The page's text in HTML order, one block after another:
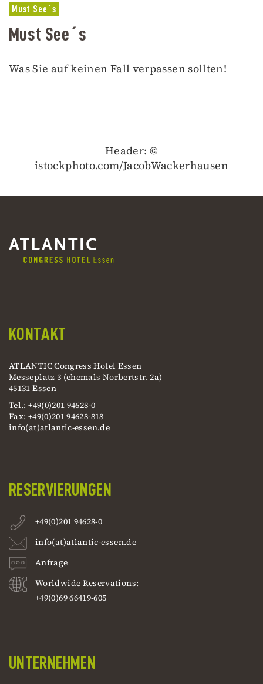
Must See´s
Must See´s
Was Sie auf keinen Fall verpassen sollten!
Header: ©
istockphoto.com/JacobWackerhausen
KONTAKT
ATLANTIC Congress Hotel Essen
Messeplatz 3 (ehemals Norbertstr. 2a)
45131 Essen
Tel.: +49(0)201 94628-0
Fax: +49(0)201 94628-818
info(at)atlantic-essen.de
RESERVIERUNGEN
+49(0)201 94628-0
info(at)atlantic-essen.de
Anfrage
Worldwide Reservations:
+49(0)69 66419-605
UNTERNEHMEN